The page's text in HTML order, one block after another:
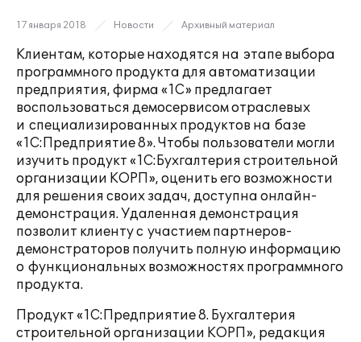
17 января 2018 Новости Архивный материал
Клиентам, которые находятся на этапе выбора
программного продукта для автоматизации
предприятия, фирма «1С» предлагает
воспользоваться демосервисом отраслевых
и специализированных продуктов на базе
«1С:Предприятие 8». Чтобы пользователи могли
изучить продукт «1С:Бухгалтерия строительной
организации КОРП», оценить его возможности
для решения своих задач, доступна онлайн-
демонстрация. Удаленная демонстрация
позволит клиенту с участием партнеров-
демонстраторов получить полную информацию
о функциональных возможностях программного
продукта.
Продукт «1С:Предприятие 8. Бухгалтерия
строительной организации КОРП», редакция